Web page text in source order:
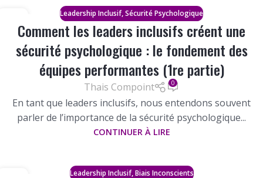
SEP
Leadership Inclusif,Sécurité Psychologique
Comment les leaders inclusifs créent une
sécurité psychologique : le fondement des
équipes performantes (1re partie)
Thais Compoint 0
En tant que leaders inclusifs, nous entendons souvent
parler de l’importance de la sécurité psychologique...
CONTINUER À LIRE
Leadership Inclusif,Biais Inconscients